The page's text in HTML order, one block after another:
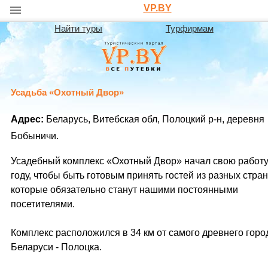
VP.BY
Найти туры Турфирмам
Усадьба «Охотный Двор»
Адрес: Беларусь, Витебская обл, Полоцкий р-н, деревня
Бобыничи.
Усадебный комплекс «Охотный Двор» начал свою
году, чтобы быть готовым принять гостей из разных
которые обязательно станут нашими постоянными
посетителями.
Комплекс расположился в 34 км от самого древнего
Беларуси - Полоцка.